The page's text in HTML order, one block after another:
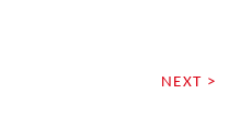
NEXT >